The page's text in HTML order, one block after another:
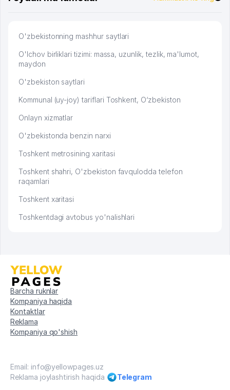
O'zbekistonning mashhur saytlari
O'lchov birliklari tizimi: massa, uzunlik, tezlik, ma'lumot,
maydon
O'zbekiston saytlari
Kommunal (uy-joy) tariflari Toshkent, O‘zbekiston
Onlayn xizmatlar
O'zbekistonda benzin narxi
Toshkent metrosining xaritasi
Toshkent shahri, O'zbekiston favqulodda telefon
raqamlari
Toshkent xaritasi
Toshkentdagi avtobus yo'nalishlari
Barcha ruknlar
Kompaniya haqida
Kontaktlar
Reklama
Kompaniya qo'shish
Email: info@yellowpages.uz
Reklama joylashtirish haqida
Telegram